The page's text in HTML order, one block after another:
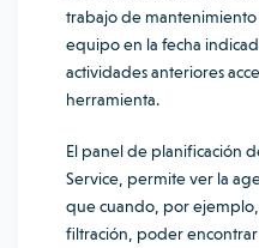
trabajo de mantenimiento
equipo en la fecha
actividades anteriores
herramienta.
El panel de planificación
Service, permite ver la
que cuando, por
filtración, poder